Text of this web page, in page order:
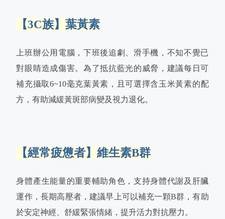
【3C族】葉黃素
上班辦公用電腦，下班後追劇、滑手機，不知不覺已
對眼睛造成傷害。為了抵抗藍光的威脅，建議每日可
補充攝取6~10毫克葉黃素，且可選擇含玉米黃素的配
方，有助減緩黃斑部病變及視力退化。
【經常疲憊者】維生素B群
身體產生能量的重要輔助角色，支持身體代謝及肝臟
運作，長期高壓者，建議早上可以補充一顆B群，有助
於安定神經、舒緩緊張情緒，提升活力對抗壓力。